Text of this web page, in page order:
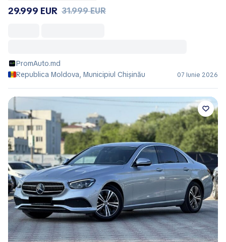
29.999 EUR 31.999 EUR
PromAuto.md
Republica Moldova, Municipiul Chișinău
07 Iunie 2026